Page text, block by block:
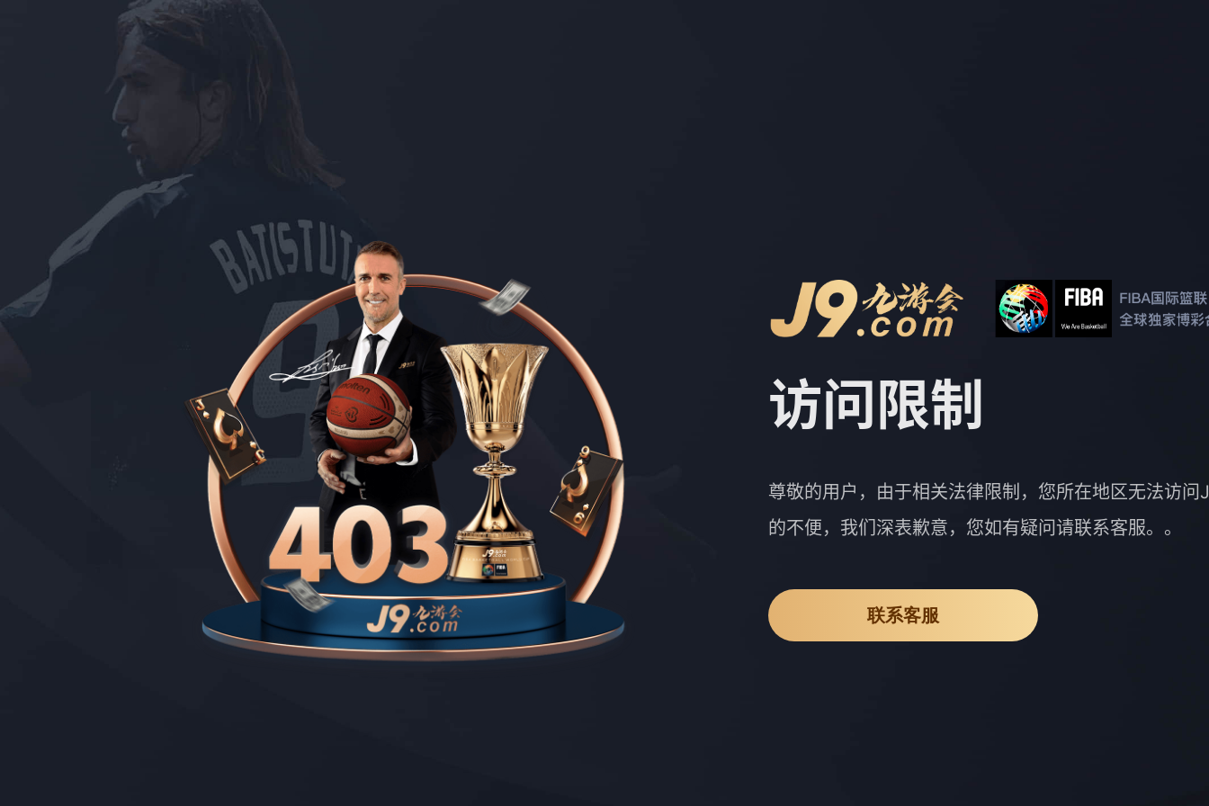
访问限制
尊敬的用户，由于相关法律限制，您所在地区无法访问
的不便，我们深表歉意，您如有疑问请联系客服。。
联系客服